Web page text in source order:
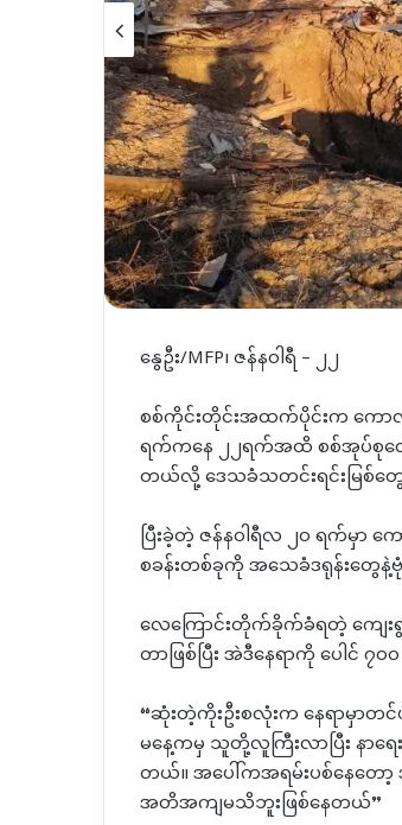
နွေဦး/MFP၊ ဇန်နဝါရီ – ၂၂
စစ်ကိုင်းတိုင်းအထက်ပိုင်းက ကော
ရက်ကနေ ၂၂ရက်အထိ စစ်အုပ်စုလေ
တယ်လို့ ဒေသခံသတင်းရင်းမြစ်တွ
ပြီးခဲ့တဲ့ ဇန်နဝါရီလ ၂၀ ရက်မှာ က
စခန်းတစ်ခုကို အသေခံဒရုန်းတွေနဲ့
လေကြောင်းတိုက်ခိုက်ခံရတဲ့ ကျေး
တာဖြစ်ပြီး အဲဒီနေရာကို ပေါင်
“ဆုံးတဲ့ကိုးဦးစလုံးက နေရာမှာ
မနေ့ကမှ သူတို့လူကြီးလာပြီး နာရ
တယ်။ အပေါ်ကအရမ်းပစ်နေတေ
အတိအကျမသိဘူးဖြစ်နေတယ်”